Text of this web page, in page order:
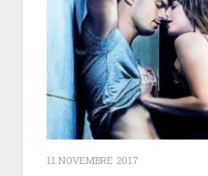
11 NOVEMBRE 2017